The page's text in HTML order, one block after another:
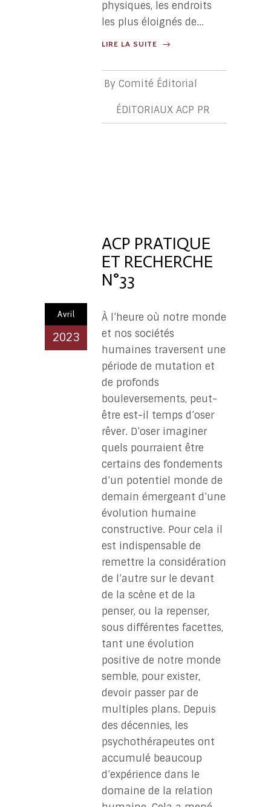
physiques, les endroits
les plus éloignés de...
LIRE LA SUITE
By Comité Éditorial
ÉDITORIAUX ACP PR
PR
ACP PRATIQUE
ET RECHERCHE
N°33
Avril
2023
À l’heure où notre monde
et nos sociétés
humaines traversent une
période de mutation et
de profonds
bouleversements, peut-
être est-il temps d’oser
rêver. D’oser imaginer
quels pourraient être
certains des fondements
d’un potentiel monde de
demain émergeant d’une
évolution humaine
constructive. Pour cela il
est indispensable de
remettre la considération
de l’autre sur le devant
de la scène et de la
penser, ou la repenser,
sous différentes facettes,
tant une évolution
positive de notre monde
semble, pour exister,
devoir passer par de
multiples plans. Depuis
des décennies, les
psychothérapeutes ont
accumulé beaucoup
d’expérience dans le
domaine de la relation